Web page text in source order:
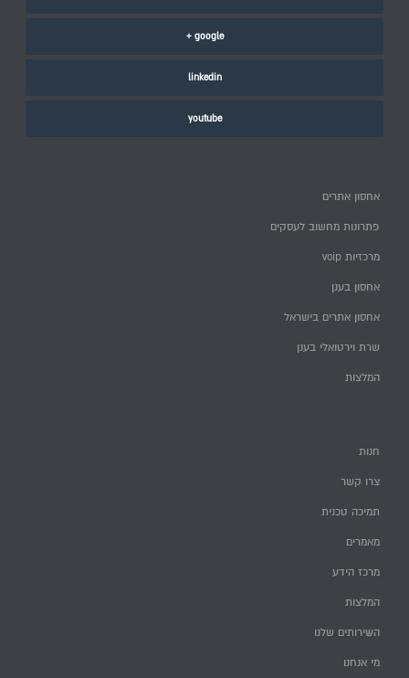
google +
linkedin
youtube
אחסון אתרים
פתרונות מחשוב לעסקים
מרכזיות voip
אחסון בענן
אחסון אתרים בישראל
שרת וירטואלי בענן
המלצות
חנות
צרו קשר
תמיכה טכנית
מאמרים
מרכז הידע
המלצות
השירותים שלנו
מי אנחנו